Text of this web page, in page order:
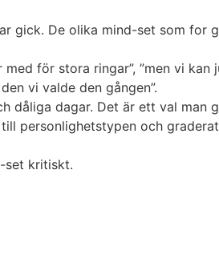
gick. De olika mind-set som for
för stora ringar”, ”men vi
vi valde den gången”.
dagar. Det är ett val man
personlighetstypen och
set kritiskt.